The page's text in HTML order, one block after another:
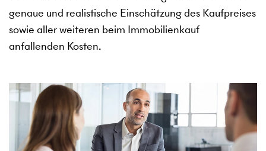
genaue und realistische Einschätzung des Kaufpreises
sowie aller weiteren beim Immobilienkauf
anfallenden Kosten.